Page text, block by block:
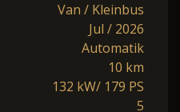
Van / Kleinbus
Jul / 2026
Automatik
10 km
132 kW/ 179 PS
5